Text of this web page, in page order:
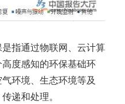
指通过物联网、云计算
度感知的环保基础环
环境、生态环境等及
递和处理。